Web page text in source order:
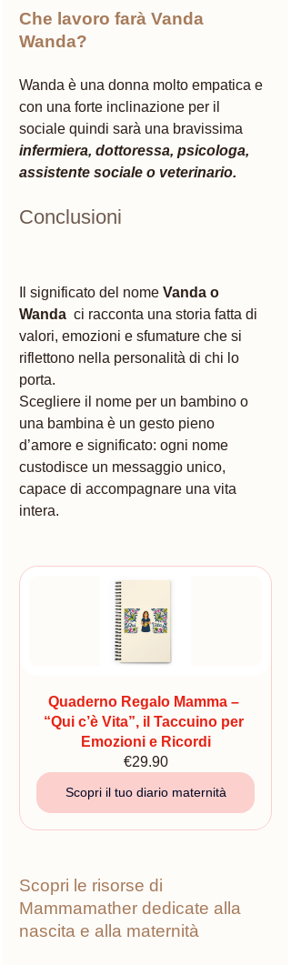
Che lavoro farà Vanda
Wanda?
Wanda è una donna molto empatica e
con una forte inclinazione per il
sociale quindi sarà una bravissima
infermiera, dottoressa, psicologa,
assistente sociale o veterinario.
Conclusioni
Il significato del nome Vanda o
Wanda ci racconta una storia fatta di
valori, emozioni e sfumature che si
riflettono nella personalità di chi lo
porta.
Scegliere il nome per un bambino o
una bambina è un gesto pieno
d’amore e significato: ogni nome
custodisce un messaggio unico,
capace di accompagnare una vita
intera.
Quaderno Regalo Mamma –
“Qui c’è Vita”, il Taccuino per
Emozioni e Ricordi
€29.90
Scopri il tuo diario maternità
Scopri le risorse di
Mammamather dedicate alla
nascita e alla maternità